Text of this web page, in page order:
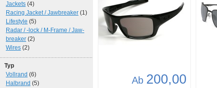
Ab 200,00
Jackets (4)
Racing Jacket / Jawbreaker (1)
Lifestyle (5)
Radar / -lock / M-Frame / Jaw-
breaker (2)
Wires (2)
Typ
Vollrand (6)
Halbrand (5)